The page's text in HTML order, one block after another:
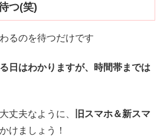
つ(笑)
るのを待つだけです
日はわかりますが、時間帯までは
丈夫なように、
旧スマホ＆新スマ
けましょう！